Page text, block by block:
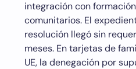
integración con
comunitarios. El
resolución llegó sin
meses. En tarjetas de
UE, la denegación por